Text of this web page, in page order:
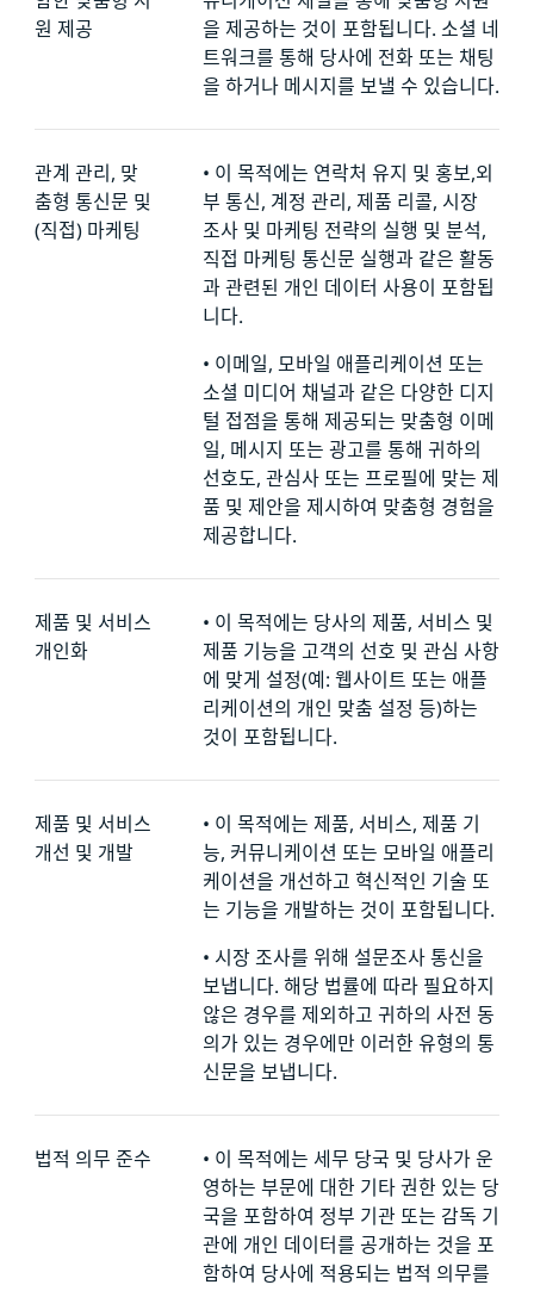
원 제공
을 제공하는 것이 포함됩니다. 소셜 네
트워크를 통해 당사에 전화 또는 채팅
을 하거나 메시지를 보낼 수 있습니다.
관계 관리, 맞
춤형 통신문 및
(직접) 마케팅
• 이 목적에는 연락처 유지 및 홍보,외
부 통신, 계정 관리, 제품 리콜, 시장
조사 및 마케팅 전략의 실행 및 분석,
직접 마케팅 통신문 실행과 같은 활동
과 관련된 개인 데이터 사용이 포함됩
니다.
• 이메일, 모바일 애플리케이션 또는
소셜 미디어 채널과 같은 다양한 디지
털 접점을 통해 제공되는 맞춤형 이메
일, 메시지 또는 광고를 통해 귀하의
선호도, 관심사 또는 프로필에 맞는 제
품 및 제안을 제시하여 맞춤형 경험을
제공합니다.
제품 및 서비스
개인화
• 이 목적에는 당사의 제품, 서비스 및
제품 기능을 고객의 선호 및 관심 사항
에 맞게 설정(예: 웹사이트 또는 애플
리케이션의 개인 맞춤 설정 등)하는
것이 포함됩니다.
제품 및 서비스
개선 및 개발
• 이 목적에는 제품, 서비스, 제품 기
능, 커뮤니케이션 또는 모바일 애플리
케이션을 개선하고 혁신적인 기술 또
는 기능을 개발하는 것이 포함됩니다.
• 시장 조사를 위해 설문조사 통신을
보냅니다. 해당 법률에 따라 필요하지
않은 경우를 제외하고 귀하의 사전 동
의가 있는 경우에만 이러한 유형의 통
신문을 보냅니다.
법적 의무 준수 • 이 목적에는 세무 당국 및 당사가 운
영하는 부문에 대한 기타 권한 있는 당
국을 포함하여 정부 기관 또는 감독 기
관에 개인 데이터를 공개하는 것을 포
함하여 당사에 적용되는 법적 의무를